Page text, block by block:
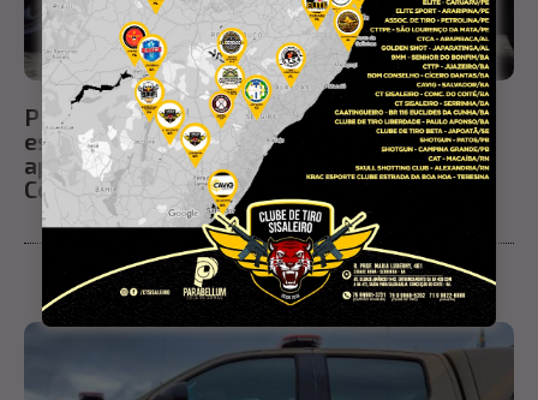
PM recupera motocicleta furtada em
estacionamento de supermercado e
apreende adolescente de 12 anos em
Conceição doCoité